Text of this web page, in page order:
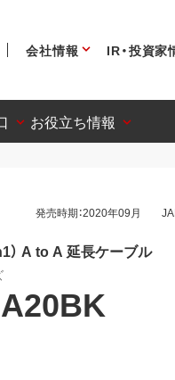
会社情報 IR・投資家
お役立ち情報
発売時期：2020年09月
） A to A 延長ケーブル